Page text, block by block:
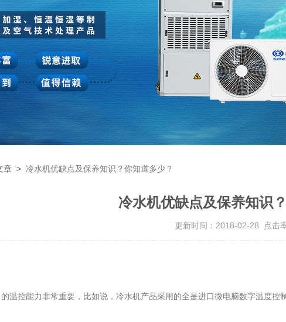
章 > 冷水机优缺点及保养知识？你知道多少？
冷水机优缺点及保养知识
更新时间：2018-02-28 点击
温控能力非常重要，比如说，冷水机产品采用的全是进口微电脑数字温度